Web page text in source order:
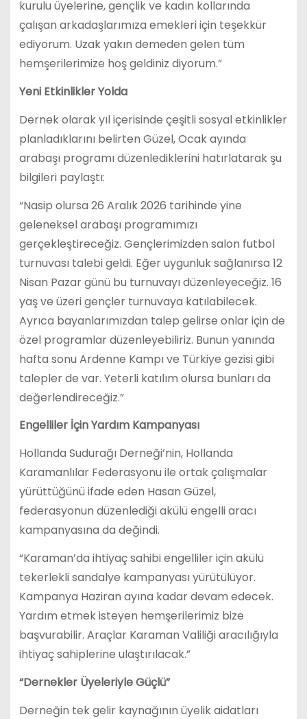
kurulu üyelerine, gençlik ve kadın kollarında
çalışan arkadaşlarımıza emekleri için teşekkür
ediyorum. Uzak yakın demeden gelen tüm
hemşerilerimize hoş geldiniz diyorum.”
Yeni Etkinlikler Yolda
Dernek olarak yıl içerisinde çeşitli sosyal etkinlikler
planladıklarını belirten Güzel, Ocak ayında
arabaşı programı düzenlediklerini hatırlatarak şu
bilgileri paylaştı:
“Nasip olursa 26 Aralık 2026 tarihinde yine
geleneksel arabaşı programımızı
gerçekleştireceğiz. Gençlerimizden salon futbol
turnuvası talebi geldi. Eğer uygunluk sağlanırsa 12
Nisan Pazar günü bu turnuvayı düzenleyeceğiz. 16
yaş ve üzeri gençler turnuvaya katılabilecek.
Ayrıca bayanlarımızdan talep gelirse onlar için de
özel programlar düzenleyebiliriz. Bunun yanında
hafta sonu Ardenne Kampı ve Türkiye gezisi gibi
talepler de var. Yeterli katılım olursa bunları da
değerlendireceğiz.”
Engelliler İçin Yardım Kampanyası
Hollanda Sudurağı Derneği’nin, Hollanda
Karamanlılar Federasyonu ile ortak çalışmalar
yürüttüğünü ifade eden Hasan Güzel,
federasyonun düzenlediği akülü engelli aracı
kampanyasına da değindi.
“Karaman’da ihtiyaç sahibi engelliler için akülü
tekerlekli sandalye kampanyası yürütülüyor.
Kampanya Haziran ayına kadar devam edecek.
Yardım etmek isteyen hemşerilerimiz bize
başvurabilir. Araçlar Karaman Valiliği aracılığıyla
ihtiyaç sahiplerine ulaştırılacak.”
“Dernekler Üyeleriyle Güçlü”
Derneğin tek gelir kaynağının üyelik aidatları